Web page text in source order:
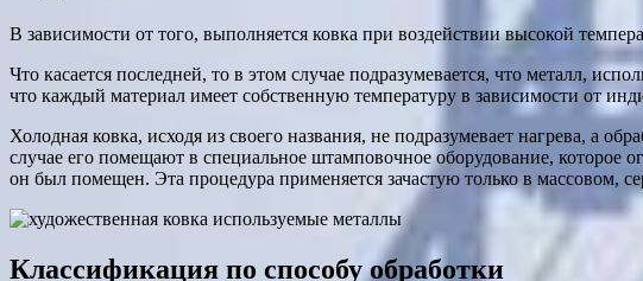
В зависимости от того, выполняется ковка при воздействии высокой
Что касается последней, то в этом случае подразумевается, что металл,
что каждый материал имеет собственную температуру в зависимости от
Холодная ковка, исходя из своего названия, не подразумевает нагрева, а
случае его помещают в специальное штамповочное оборудование, которое
он был помещен. Эта процедура применяется зачастую только в массовом,
Классификация по способу обработки